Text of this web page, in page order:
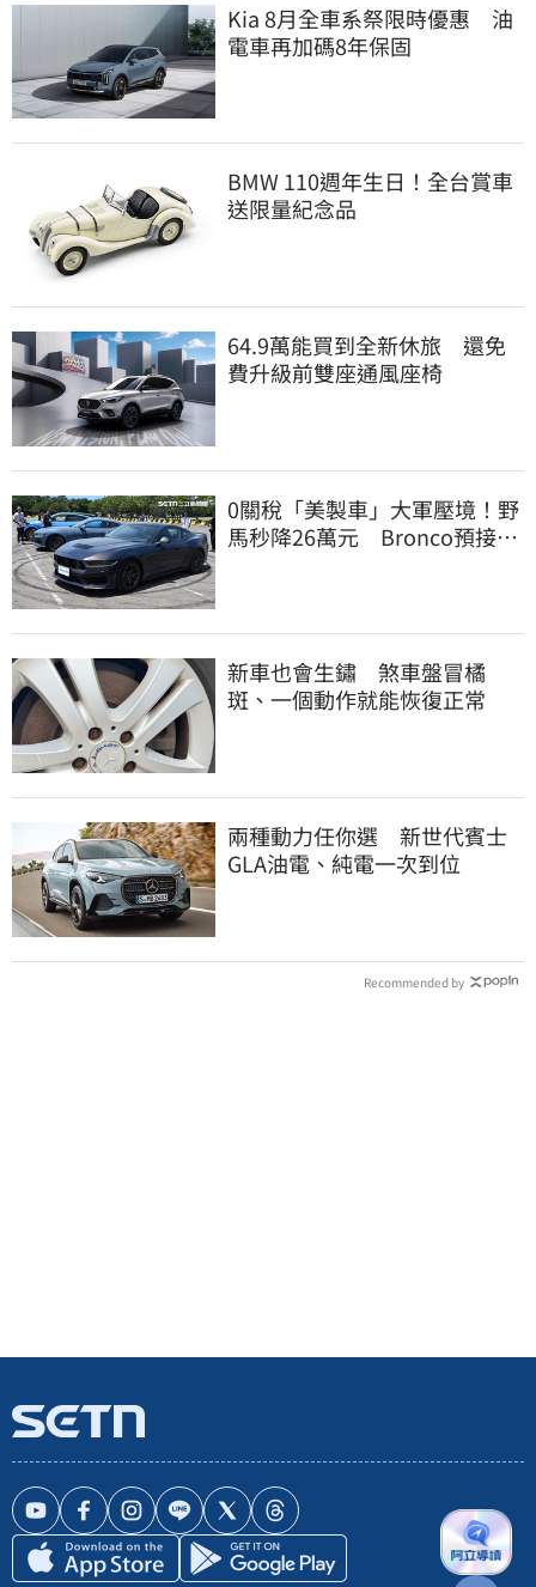
Kia 8月全車系祭限時優惠 油
電車再加碼8年保固
BMW 110週年生日！全台賞車
送限量紀念品
64.9萬能買到全新休旅 還免
費升級前雙座通風座椅
0關稅「美製車」大軍壓境！野
馬秒降26萬元 Bronco預接單
新車也會生鏽 煞車盤冒橘
斑、一個動作就能恢復正常
兩種動力任你選 新世代賓士
GLA油電、純電一次到位
Recommended by